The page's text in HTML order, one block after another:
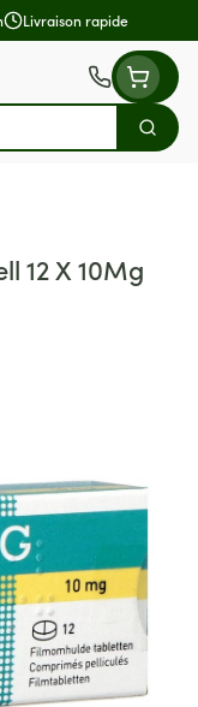
Livraison rapide
12 X 10Mg